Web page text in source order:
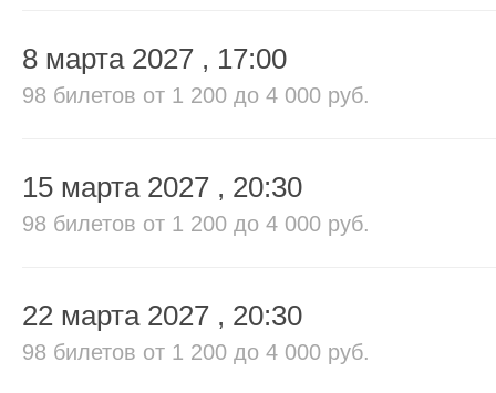
8 марта 2027 , 17:00
98 билетов от 1 200 до 4 000 руб.
15 марта 2027 , 20:30
98 билетов от 1 200 до 4 000 руб.
22 марта 2027 , 20:30
98 билетов от 1 200 до 4 000 руб.